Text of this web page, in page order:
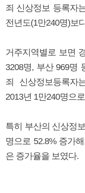
죄 신상정보 등록자
전년도(1만240명)보
거주지역별로 보면
3208명, 부산 969명
죄 신상정보등록자
2013년 1만240명으
특히 부산의 신상정
명으로 52.8% 증가
은 증가율을 보였다.